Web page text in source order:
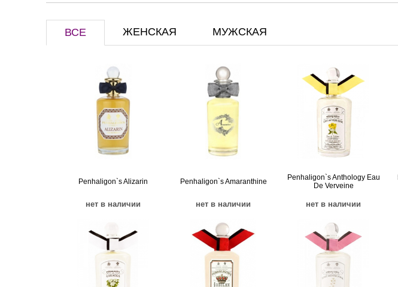
ВСЕ ЖЕНСКАЯ МУЖСКАЯ
Penhaligon`s Alizarin
нет в наличии
Penhaligon`s Amaranthine
нет в наличии
Penhaligon`s Anthology Eau
De Verveine
нет в наличии